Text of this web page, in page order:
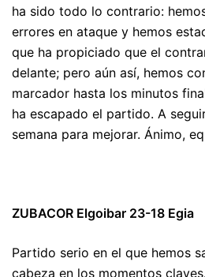
ha sido todo lo contrario:
errores en ataque y hemos
que ha propiciado que el
delante; pero aún así, hemos
marcador hasta los minutos
ha escapado el partido. A
semana para mejorar. Ánimo,
ZUBACOR Elgoibar 23-18 Egia
Partido serio en el que hemos
cabeza en los momentos